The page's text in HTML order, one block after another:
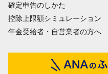
確定申告のしかた
控除上限額シミュレーション
年金受給者・自営業者の方へ